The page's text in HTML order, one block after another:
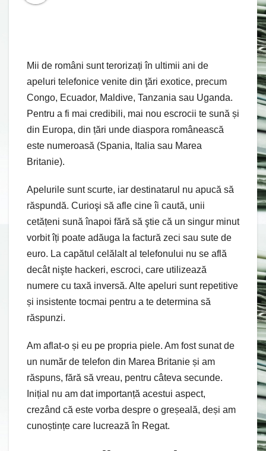
Mii de români sunt terorizați în ultimii ani de
apeluri telefonice venite din ţări exotice, precum
Congo, Ecuador, Maldive, Tanzania sau Uganda.
Pentru a fi mai credibili, mai nou escrocii te sună și
din Europa, din țări unde diaspora românească
este numeroasă (Spania, Italia sau Marea
Britanie).
Apelurile sunt scurte, iar destinatarul nu apucă să
răspundă. Curioşi să afle cine îi caută, unii
cetățeni sună înapoi fără să ştie că un singur minut
vorbit îți poate adăuga la factură zeci sau sute de
euro. La capătul celălalt al telefonului nu se află
decât nişte hackeri, escroci, care utilizează
numere cu taxă inversă. Alte apeluri sunt repetitive
și insistente tocmai pentru a te determina să
răspunzi.
Am aflat-o și eu pe propria piele. Am fost sunat de
un număr de telefon din Marea Britanie și am
răspuns, fără să vreau, pentru câteva secunde.
Inițial nu am dat importanță acestui aspect,
crezând că este vorba despre o greșeală, deși am
cunoștințe care lucrează în Regat.